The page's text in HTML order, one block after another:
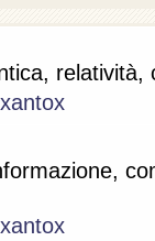
relatività,
xantox
xantox